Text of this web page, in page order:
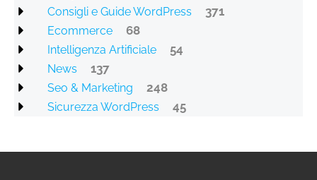
Consigli e Guide WordPress 371
Ecommerce 68
Intelligenza Artificiale 54
News 137
Seo & Marketing 248
Sicurezza WordPress 45